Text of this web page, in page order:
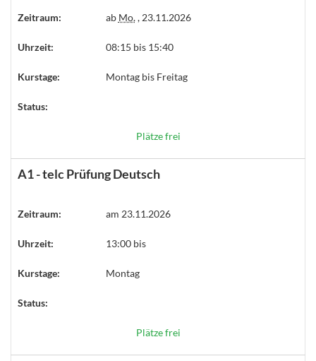
Zeitraum: ab Mo., 23.11.2026
Uhrzeit: 08:15 bis 15:40
Kurstage: Montag bis Freitag
Status:
Plätze frei
A1 - telc Prüfung Deutsch
Zeitraum: am 23.11.2026
Uhrzeit: 13:00 bis
Kurstage: Montag
Status:
Plätze frei